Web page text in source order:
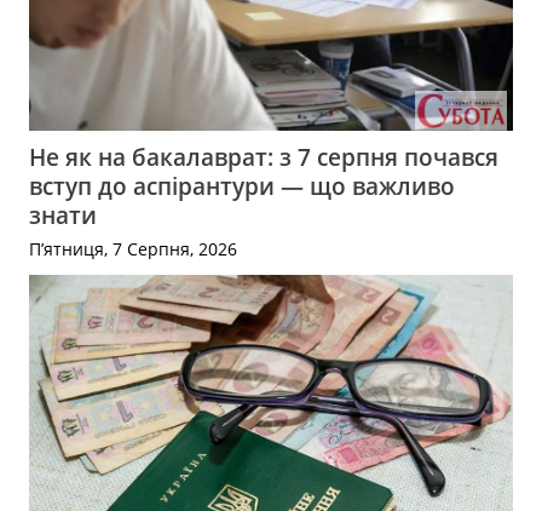
Не як на бакалаврат: з 7 серпня почався
вступ до аспірантури — що важливо
знати
П’ятниця, 7 Серпня, 2026